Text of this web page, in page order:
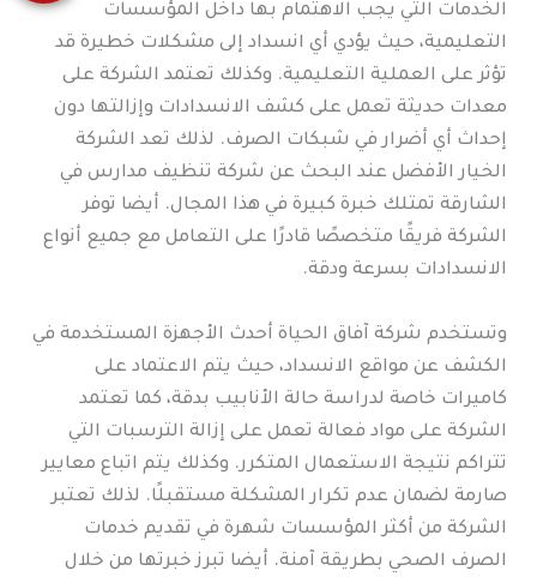
الخدمات التي يجب الاهتمام بها داخل المؤسسات
التعليمية، حيث يؤدي أي انسداد إلى مشكلات خطيرة قد
تؤثر على العملية التعليمية. وكذلك تعتمد الشركة على
معدات حديثة تعمل على كشف الانسدادات وإزالتها دون
إحداث أي أضرار في شبكات الصرف. لذلك تعد الشركة
الخيار الأفضل عند البحث عن شركة تنظيف مدارس في
الشارقة تمتلك خبرة كبيرة في هذا المجال. أيضا توفر
الشركة فريقًا متخصصًا قادرًا على التعامل مع جميع أنواع
الانسدادات بسرعة ودقة.
وتستخدم شركة آفاق الحياة أحدث الأجهزة المستخدمة في
الكشف عن مواقع الانسداد، حيث يتم الاعتماد على
كاميرات خاصة لدراسة حالة الأنابيب بدقة، كما تعتمد
الشركة على مواد فعالة تعمل على إزالة الترسبات التي
تتراكم نتيجة الاستعمال المتكرر. وكذلك يتم اتباع معايير
صارمة لضمان عدم تكرار المشكلة مستقبلًا. لذلك تعتبر
الشركة من أكثر المؤسسات شهرة في تقديم خدمات
الصرف الصحي بطريقة آمنة. أيضا تبرز خبرتها من خلال